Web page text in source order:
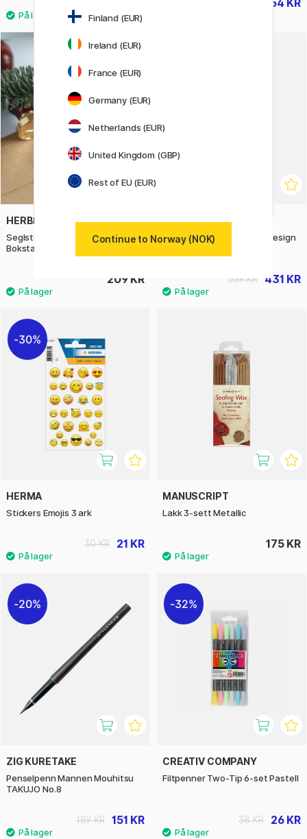
54 KR
26
HERBIN
Seglstempel i messing
Bokstaver
209 KR
CREATIV COMPANY
DIY-startsett for smykkedesign
Fargemiks
431 KR
539 KR
30%
HERMA
Stickers Emojis 3 ark
21 KR
30 KR
MANUSCRIPT
Lakk 3-sett Metallic
175 KR
20%
ZIG KURETAKE
Penselpenn Mannen Mouhitsu
TAKUJO No.8
151 KR
189 KR
32%
CREATIV COMPANY
Filtpenner Two-Tip 6-set Pastell
26 KR
38 KR
Finland (EUR)
Ireland (EUR)
France (EUR)
Germany (EUR)
Netherlands (EUR)
United Kingdom (GBP)
Rest of EU (EUR)
Continue to Norway (NOK)